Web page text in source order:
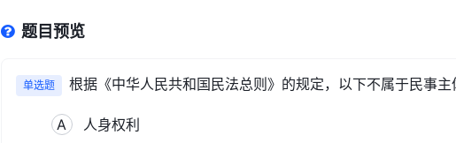
题目预览
单选题 根据《中华人民共和国民法总则》的规定，以下不属于民事主
A 人身权利